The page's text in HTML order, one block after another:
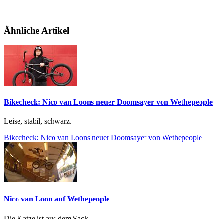
Ähnliche Artikel
Bikecheck: Nico van Loons neuer Doomsayer von Wethepeople
Leise, stabil, schwarz.
Bikecheck: Nico van Loons neuer Doomsayer von Wethepeople
Nico van Loon auf Wethepeople